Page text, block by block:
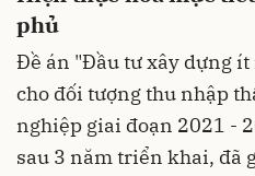
phủ
Đề án "Đầu tư xây dựng
cho đối tượng thu nhập
nghiệp giai đoạn 2021 -
sau 3 năm triển khai, đã